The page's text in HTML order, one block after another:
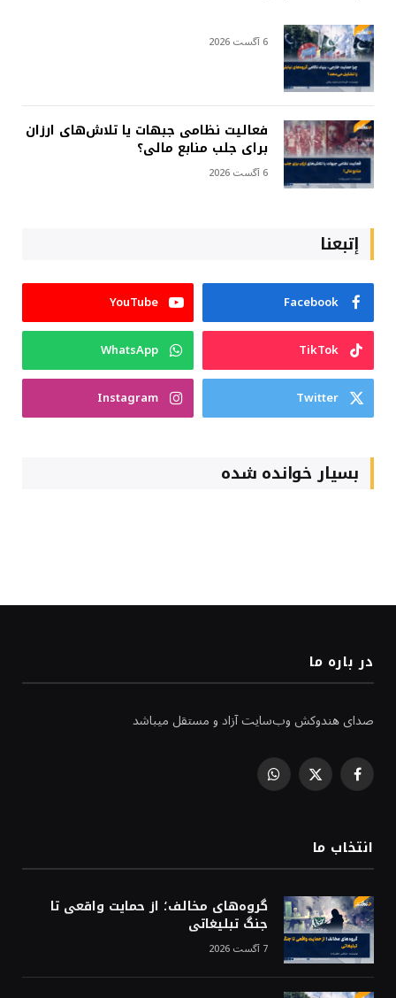
6 آگست 2026
فعالیت نظامی جبهات یا تلاش‌های ارزان
برای جلب منابع مالی؟
6 آگست 2026
إتبعنا
Facebook
YouTube
TikTok
WhatsApp
Twitter
Instagram
بسیار خوانده شده
در باره ما
صدای هندوکش وب‌سایت آزاد و مستقل میباشد
Facebook
X
WhatsApp
انتخاب ما
گروه‌های مخالف؛ از حمایت واقعی تا
جنگ تبلیغاتی
7 آگست 2026